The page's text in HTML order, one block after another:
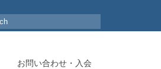
お問い合わせ・入会